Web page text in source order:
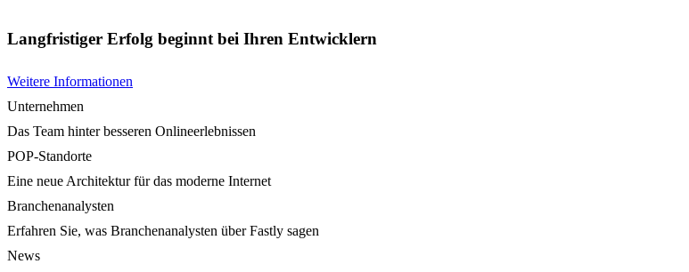
Langfristiger Erfolg beginnt bei Ihren Entwicklern
Weitere Informationen
Unternehmen
Das Team hinter besseren Onlineerlebnissen
POP-Standorte
Eine neue Architektur für das moderne Internet
Branchenanalysten
Erfahren Sie, was Branchenanalysten über Fastly sagen
News